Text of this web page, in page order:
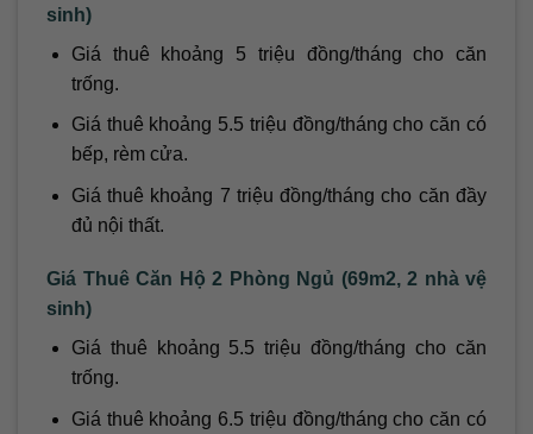
sinh)
Giá thuê khoảng 5 triệu đồng/tháng cho căn
trống.
Giá thuê khoảng 5.5 triệu đồng/tháng cho căn có
bếp, rèm cửa.
Giá thuê khoảng 7 triệu đồng/tháng cho căn đầy
đủ nội thất.
Giá Thuê Căn Hộ 2 Phòng Ngủ (69m2, 2 nhà vệ
sinh)
Giá thuê khoảng 5.5 triệu đồng/tháng cho căn
trống.
Giá thuê khoảng 6.5 triệu đồng/tháng cho căn có